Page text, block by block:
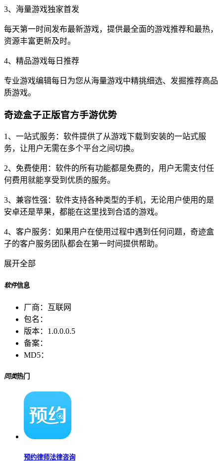
3、海量游戏独家首发
每天第一时间发布最新游戏，提供最全面的游戏推荐和最热，
资源丰富更新及时。
4、精品游戏每日推荐
专业游戏编辑每日为您从海量游戏中精挑细选、发掘推荐高品
质游戏。
奇迹盒子正版官方手游优势
1、一站式服务：软件提供了从游戏下载到安装的一站式服
务，让用户无需在多个平台之间切换。
2、免费使用：软件的所有功能都是免费的，用户无需支付任
何费用就能享受到优质的服务。
3、兼容性强：软件支持各种类型的手机，无论用户使用的是
安卓还是苹果，都能在这里找到合适的游戏。
4、客户服务：如果用户在使用过程中遇到任何问题，奇迹盒
子的客户服务团队都会在第一时间提供帮助。
展开全部
软件信息
厂商： 互联网
包名：
版本： 1.0.0.0.5
备案：
MD5：
同类热门
预约律师法律咨询